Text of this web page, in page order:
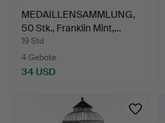
MEDAILLENSAMMLUNG,
50 Stk., Franklin Mint,…
19 Std
4 Gebote
34 USD